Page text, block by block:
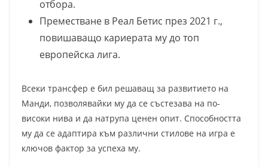
отбора.
Преместване в Реал Бетис през 2021 г.,
повишаващо кариерата му до топ
европейска лига.
Всеки трансфер е бил решаващ за развитието на
Манди, позволявайки му да се състезава на по-
високи нива и да натрупа ценен опит. Способността
му да се адаптира към различни стилове на игра е
ключов фактор за успеха му.